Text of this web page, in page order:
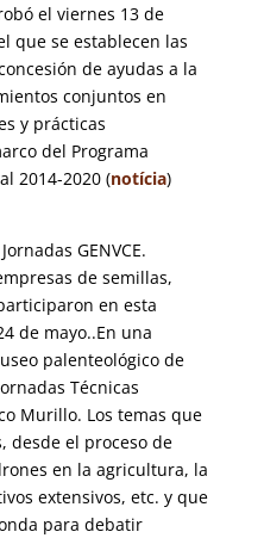
el viernes 13 de
que se establecen las
de ayudas a la
conjuntos en
y prácticas
del Programa
2014-2020 (notícia)
GENVCE.
de semillas,
en esta
de mayo..En una
palenteológico de
Técnicas
Murillo. Los temas que
desde el proceso de
en la agricultura, la
extensivos, etc. y que
para debatir